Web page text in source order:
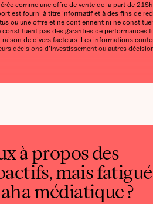
comme une offre de vente de la part de
est fourni à titre informatif et à des fins de
ou une offre et ne contiennent ni ne
constituent pas des garanties de performances
raison de divers facteurs. Les informations
décisions d’investissement ou autres
à propos des
mais
médiatique ?